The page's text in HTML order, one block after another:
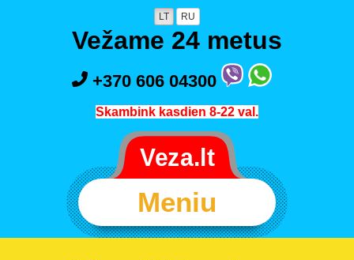
LT RU
Vežame 24 metus
+370 606 04300
Skambink kasdien 8-22 val.
Meniu